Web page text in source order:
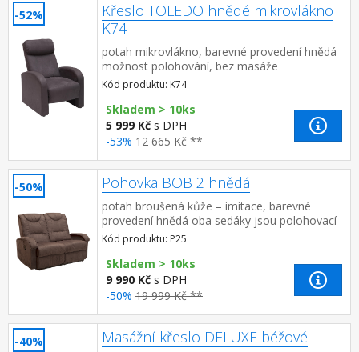
-52%
Křeslo TOLEDO hnědé mikrovlákno
K74
potah mikrovlákno, barevné provedení hnědá
možnost polohování, bez masáže
Kód produktu: K74
Skladem > 10ks
5 999 Kč s DPH
-53% 12 665 Kč **
-50% Pohovka BOB 2 hnědá
potah broušená kůže – imitace, barevné
provedení hnědá oba sedáky jsou polohovací
výška sedu 46 cm, výška opěradla 63 cm
Kód produktu: P25
Skladem > 10ks
9 990 Kč s DPH
-50% 19 999 Kč **
-40% Masážní křeslo DELUXE béžové